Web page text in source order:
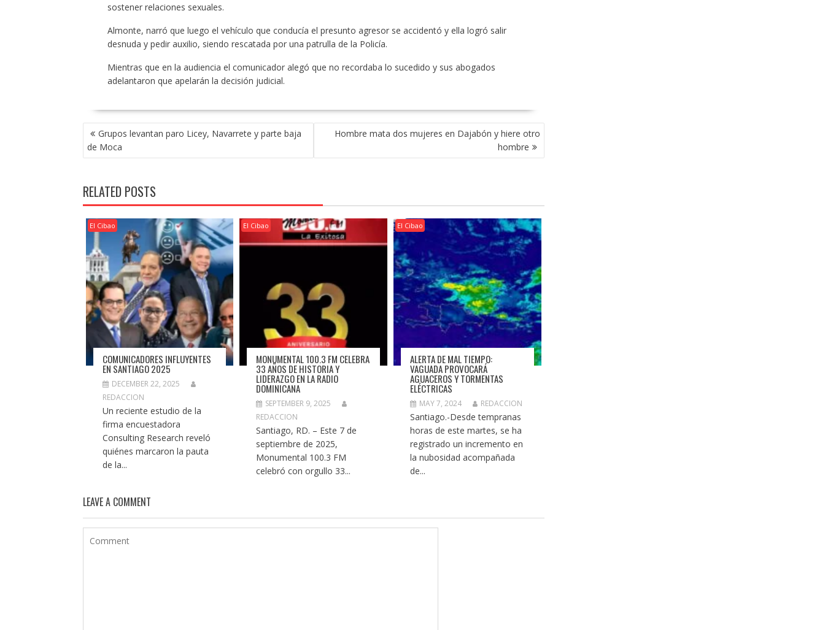
sostener relaciones sexuales.
Almonte, narró que luego el vehículo que conducía el presunto agresor se accidentó y ella logró salir
desnuda y pedir auxilio, siendo rescatada por una patrulla de la Policía.
Mientras que en la audiencia el comunicador alegó que no recordaba lo sucedido y sus abogados
adelantaron que apelarán la decisión judicial.
POST
NAVIGATION
Grupos levantan paro Licey, Navarrete y parte baja
de Moca
Hombre mata dos mujeres en Dajabón y hiere otro
hombre
RELATED POSTS
El Cibao
COMUNICADORES INFLUYENTES
EN SANTIAGO 2025
DECEMBER 22, 2025
REDACCION
Un reciente estudio de la
firma encuestadora
Consulting Research reveló
quiénes marcaron la pauta
de la...
El Cibao
MONUMENTAL 100.3 FM CELEBRA
33 AÑOS DE HISTORIA Y
LIDERAZGO EN LA RADIO
DOMINICANA
SEPTEMBER 9, 2025
REDACCION
Santiago, RD. – Este 7 de
septiembre de 2025,
Monumental 100.3 FM
celebró con orgullo 33...
El Cibao
ALERTA DE MAL TIEMPO:
VAGUADA PROVOCARÁ
AGUACEROS Y TORMENTAS
ELÉCTRICAS
MAY 7, 2024 REDACCION
Santiago.-Desde tempranas
horas de este martes, se ha
registrado un incremento en
la nubosidad acompañada
de...
LEAVE A COMMENT